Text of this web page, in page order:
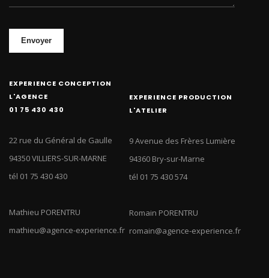
Envoyer
EXPERIENCE CONCEPTION
L'AGENCE
01 75 430 430
22 rue du Général de Gaulle
94350 VILLIERS-SUR-MARNE
tél 01 75 430 430
Mathieu PORENTRU
mathieu@agence-experience.fr
EXPERIENCE PRODUCTION
L'ATELIER
9 Avenue des Frères Lumière
94360 Bry-sur-Marne
tél 01 75 430 574
Romain PORENTRU
romain@agence-experience.fr